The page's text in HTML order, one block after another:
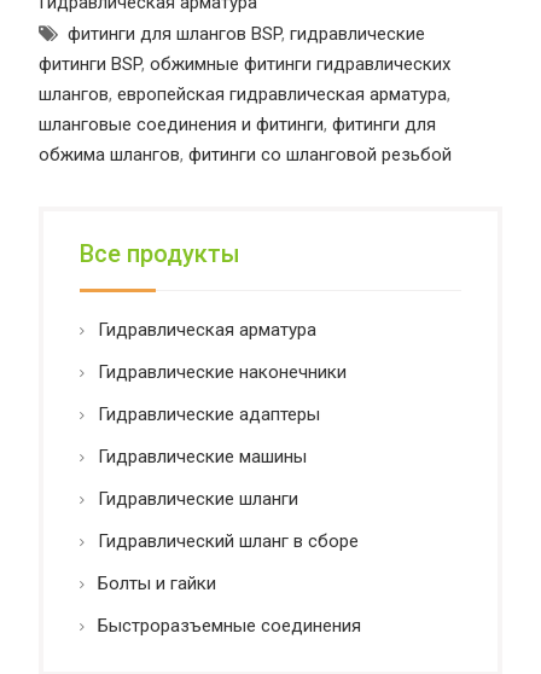
фитинги для шлангов BSP, гидравлические
фитинги BSP, обжимные фитинги гидравлических
шлангов, европейская гидравлическая арматура,
шланговые соединения и фитинги, фитинги для
обжима шлангов, фитинги со шланговой резьбой
Все продукты
Гидравлическая арматура
Гидравлические наконечники
Гидравлические адаптеры
Гидравлические машины
Гидравлические шланги
Гидравлический шланг в сборе
Болты и гайки
Быстроразъемные соединения